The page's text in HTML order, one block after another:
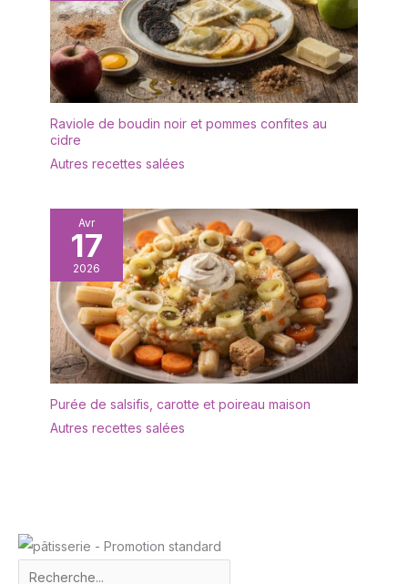
Raviole de boudin noir et pommes confites au
cidre
Autres recettes salées
Avr
17
2026
Purée de salsifis, carotte et poireau maison
Autres recettes salées